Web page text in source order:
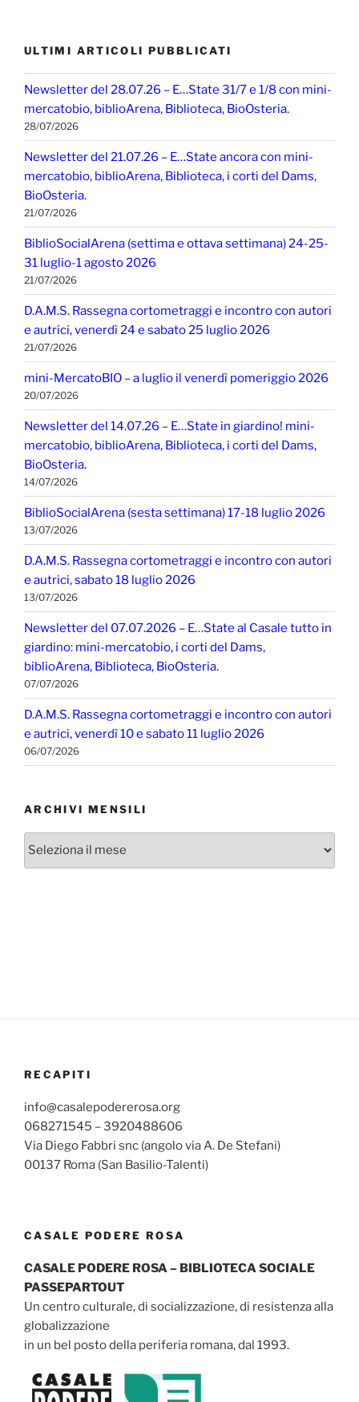
ULTIMI ARTICOLI PUBBLICATI
Newsletter del 28.07.26 – E…State 31/7 e 1/8 con mini-
mercatobio, biblioArena, Biblioteca, BioOsteria.
28/07/2026
Newsletter del 21.07.26 – E…State ancora con mini-
mercatobio, biblioArena, Biblioteca, i corti del Dams,
BioOsteria.
21/07/2026
BiblioSocialArena (settima e ottava settimana) 24-25-
31 luglio-1 agosto 2026
21/07/2026
D.A.M.S. Rassegna cortometraggi e incontro con autori
e autrici, venerdì 24 e sabato 25 luglio 2026
21/07/2026
mini-MercatoBIO – a luglio il venerdì pomeriggio 2026
20/07/2026
Newsletter del 14.07.26 – E…State in giardino! mini-
mercatobio, biblioArena, Biblioteca, i corti del Dams,
BioOsteria.
14/07/2026
BiblioSocialArena (sesta settimana) 17-18 luglio 2026
13/07/2026
D.A.M.S. Rassegna cortometraggi e incontro con autori
e autrici, sabato 18 luglio 2026
13/07/2026
Newsletter del 07.07.2026 – E…State al Casale tutto in
giardino: mini-mercatobio, i corti del Dams,
biblioArena, Biblioteca, BioOsteria.
07/07/2026
D.A.M.S. Rassegna cortometraggi e incontro con autori
e autrici, venerdì 10 e sabato 11 luglio 2026
06/07/2026
ARCHIVI MENSILI
Archivi
RECAPITI
info@casalepodererosa.org
068271545 – 3920488606
Via Diego Fabbri snc (angolo via A. De Stefani)
00137 Roma (San Basilio-Talenti)
CASALE PODERE ROSA
CASALE PODERE ROSA – BIBLIOTECA SOCIALE
PASSEPARTOUT
Un centro culturale, di socializzazione, di resistenza alla
globalizzazione
in un bel posto della periferia romana, dal 1993.